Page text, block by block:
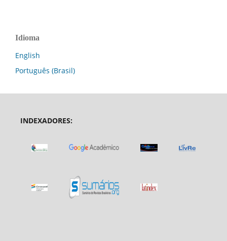
Idioma
English
Português (Brasil)
INDEXADORES: